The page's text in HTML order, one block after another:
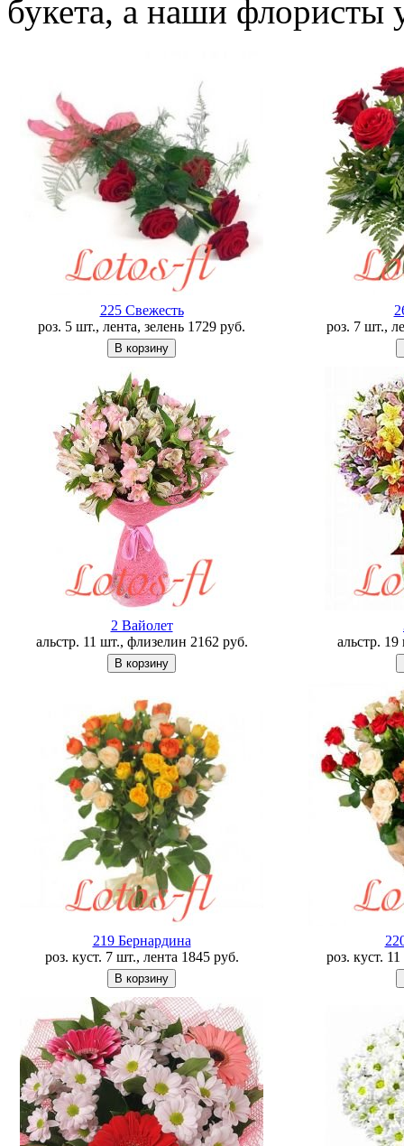
букета, а наши флористы
225 Свежесть
роз. 5 шт., лента, зелень 1729 руб.
роз. 7 шт.,
2 Вайолет
альстр. 11 шт., флизелин 2162 руб.
альстр.
219 Бернардина
роз. куст. 7 шт., лента 1845 руб.
роз. куст.